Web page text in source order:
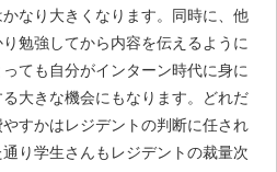
なり大きくなります。同時に、他
勉強してから内容を伝えるように
ても自分がインターン時代に身に
大きな機会にもなります。どれだ
すかはレジデントの判断に任され
り学生さんもレジデントの裁量次